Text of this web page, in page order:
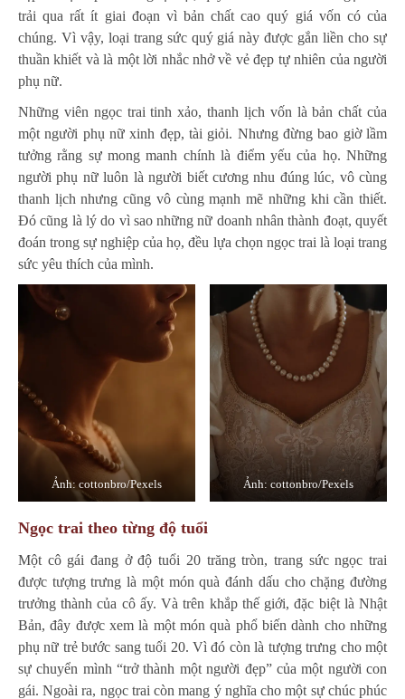
trải qua rất ít giai đoạn vì bản chất cao quý giá vốn có của
chúng. Vì vậy, loại trang sức quý giá này được gắn liền cho sự
thuần khiết và là một lời nhắc nhở về vẻ đẹp tự nhiên của người
phụ nữ.
Những viên ngọc trai tinh xảo, thanh lịch vốn là bản chất của
một người phụ nữ xinh đẹp, tài giỏi. Nhưng đừng bao giờ lầm
tưởng rằng sự mong manh chính là điểm yếu của họ. Những
người phụ nữ luôn là người biết cương nhu đúng lúc, vô cùng
thanh lịch nhưng cũng vô cùng mạnh mẽ những khi cần thiết.
Đó cũng là lý do vì sao những nữ doanh nhân thành đoạt, quyết
đoán trong sự nghiệp của họ, đều lựa chọn ngọc trai là loại trang
sức yêu thích của mình.
Ảnh: cottonbro/Pexels Ảnh: cottonbro/Pexels
Ngọc trai theo từng độ tuổi
Một cô gái đang ở độ tuổi 20 trăng tròn, trang sức ngọc trai
được tượng trưng là một món quà đánh dấu cho chặng đường
trưởng thành của cô ấy. Và trên khắp thế giới, đặc biệt là Nhật
Bản, đây được xem là một món quà phổ biến dành cho những
phụ nữ trẻ bước sang tuổi 20. Vì đó còn là tượng trưng cho một
sự chuyển mình “trở thành một người đẹp” của một người con
gái. Ngoài ra, ngọc trai còn mang ý nghĩa cho một sự chúc phúc